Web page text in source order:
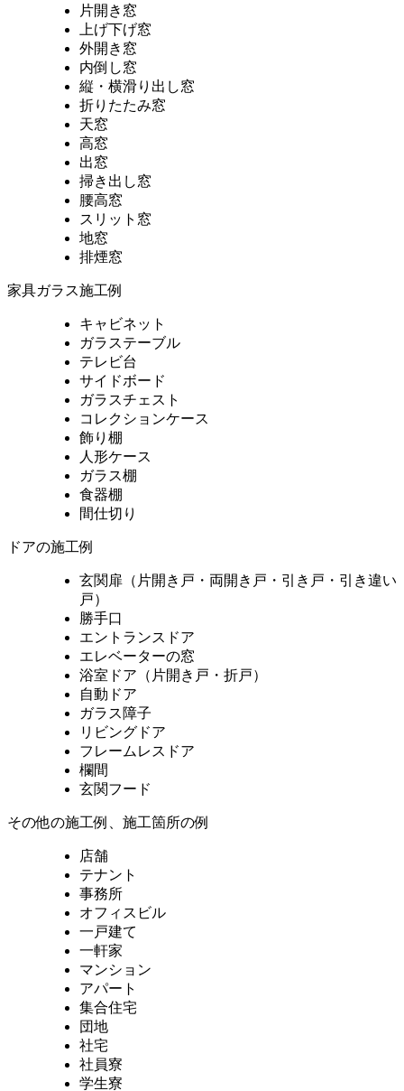
片開き窓
上げ下げ窓
外開き窓
内倒し窓
縦・横滑り出し窓
折りたたみ窓
天窓
高窓
出窓
掃き出し窓
腰高窓
スリット窓
地窓
排煙窓
家具ガラス施工例
キャビネット
ガラステーブル
テレビ台
サイドボード
ガラスチェスト
コレクションケース
飾り棚
人形ケース
ガラス棚
食器棚
間仕切り
ドアの施工例
玄関扉（片開き戸・両開き戸・引き戸・引き違い
戸）
勝手口
エントランスドア
エレベーターの窓
浴室ドア（片開き戸・折戸）
自動ドア
ガラス障子
リビングドア
フレームレスドア
欄間
玄関フード
その他の施工例、施工箇所の例
店舗
テナント
事務所
オフィスビル
一戸建て
一軒家
マンション
アパート
集合住宅
団地
社宅
社員寮
学生寮